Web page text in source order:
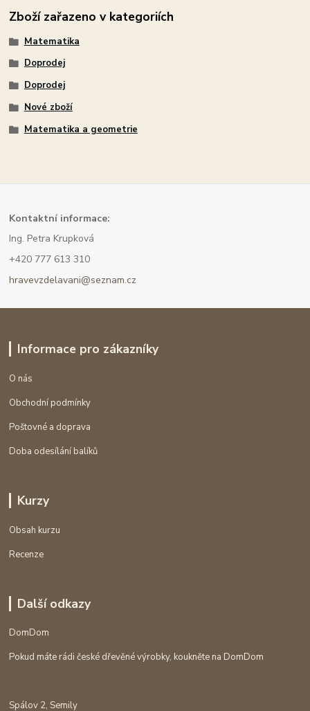
Zboží zařazeno v kategoriích
Matematika
Doprodej
Doprodej
Nové zboží
Matematika a geometrie
Kontaktní informace:
Ing. Petra Krupková
+420 777 613 310
hravevzdelavani@seznam.cz
Informace pro zákazníky
O nás
Obchodní podmínky
Poštovné a doprava
Doba odesílání balíků
Kurzy
Obsah kurzu
Recenze
Další odkazy
DomDom
Pokud máte rádi české dřevěné výrobky, koukněte na DomDom
Spálov 2, Semily